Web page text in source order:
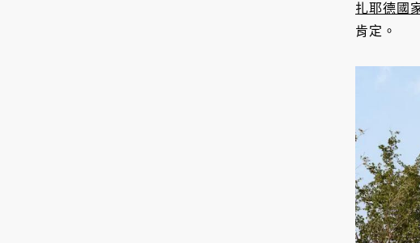
扎耶德國
肯定。